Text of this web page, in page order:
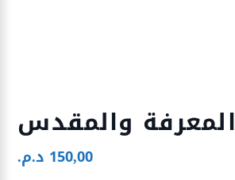
المعرفة والمقدس
150,00 د.م.